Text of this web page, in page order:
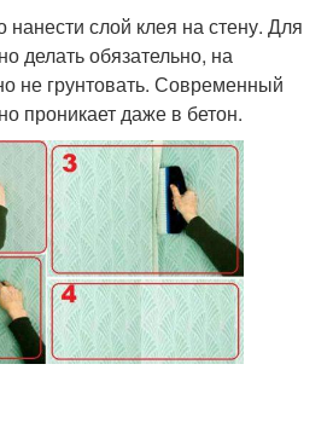
слой клея на стену. Для
делать обязательно, на
не грунтовать. Современный
проникает даже в бетон.